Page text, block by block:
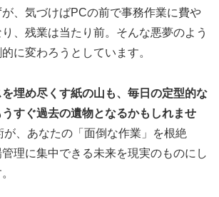
、気づけばPCの前で事務作業に費や
、残業は当たり前。そんな悪夢のよう
に変わろうとしています。
埋め尽くす紙の山も、毎日の定型的な
すぐ過去の遺物となるかもしれませ
が、あなたの「面倒な作業」を根絶
理に集中できる未来を現実のものにし